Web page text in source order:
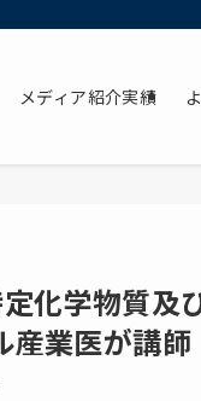
メディア紹介実績
化学物質及
産業医が講師